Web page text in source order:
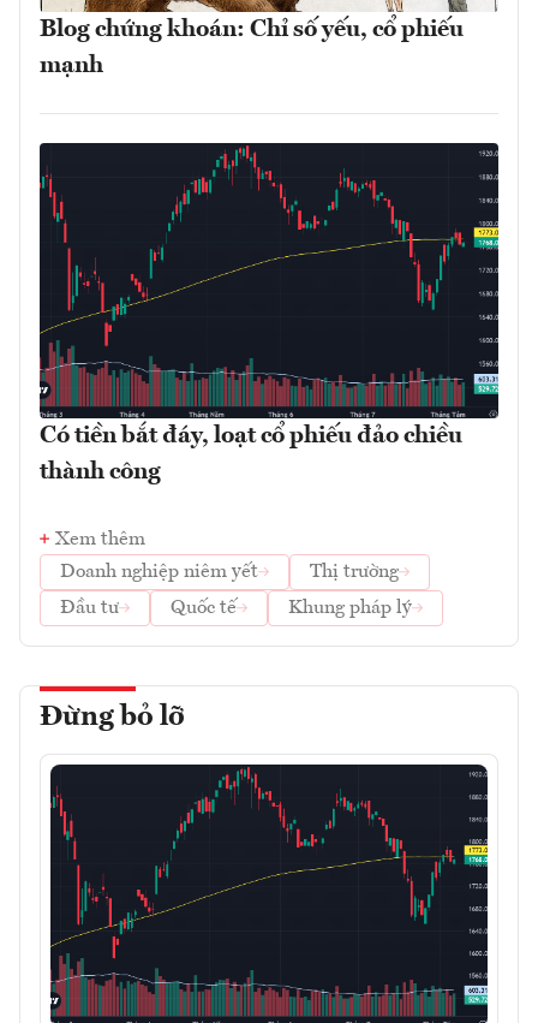
Blog chứng khoán: Chỉ số yếu, cổ phiếu
mạnh
Có tiền bắt đáy, loạt cổ phiếu đảo chiều
thành công
Xem thêm
Doanh nghiệp niêm yết
Thị trường
Đầu tư
Quốc tế Khung pháp lý
Đừng bỏ lỡ